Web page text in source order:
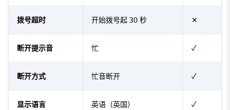
拨号超时 开始拨号起 30 秒 ✕
断开提示音 忙 ✓
断开方式 忙音断开 ✓
显示语言 英语（英国） ✓